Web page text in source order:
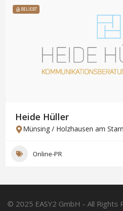
BELIEBT
Heide Hüller
Münsing / Holzhausen am
Online-PR
© 2025 EASY2 GmbH - All Rights